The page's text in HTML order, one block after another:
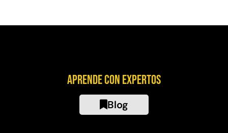
Aprende con expertos
Blog